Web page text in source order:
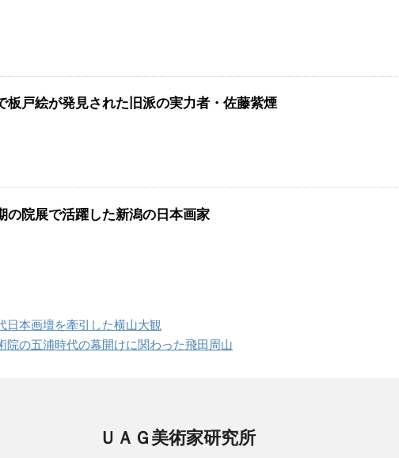
板戸絵が発見された旧派の実力者・佐藤紫煙
の院展で活躍した新潟の日本画家
日本画壇を牽引した横山大観
院の五浦時代の幕開けに関わった飛田周山
ＵＡＧ美術家研究所